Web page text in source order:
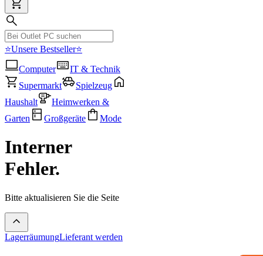
⭐Unsere Bestseller⭐
Computer
IT & Technik
Supermarkt
Spielzeug
Haushalt
Heimwerken &
Garten
Großgeräte Mode
Interner
Fehler.
Bitte aktualisieren Sie die Seite
LagerräumungLieferant werden